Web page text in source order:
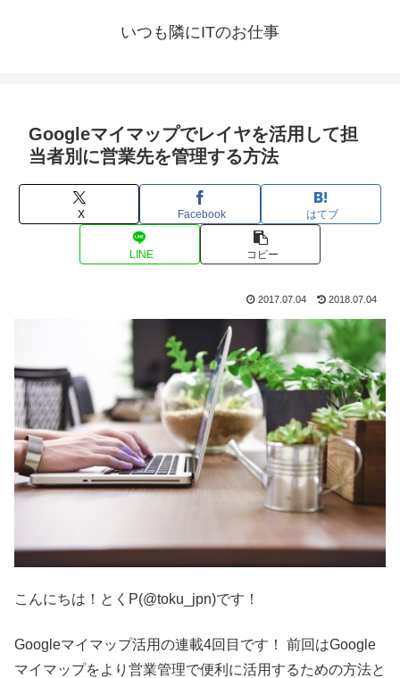
いつも隣にITのお仕事
Googleマイマップでレイヤを活用して担
当者別に営業先を管理する方法
X Facebook はてブ
LINE コピー
2017.07.04 2018.07.04
こんにちは！とくP(@toku_jpn)です！
Googleマイマップ活用の連載4回目です！ 前回はGoogle
マイマップをより営業管理で便利に活用するための方法と